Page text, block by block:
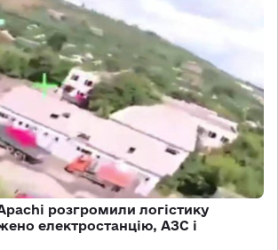
розгромили логістику
електростанцію, АЗС і